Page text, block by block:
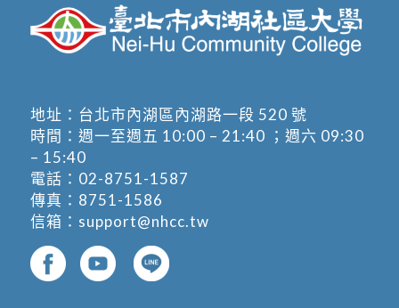
地址： 台北市內湖區內湖路一段 520 號
時間：週一至週五 10:00 – 21:40 ；週六 09:30
– 15:40
電話： 02-8751-1587
傳真：8751-1586
信箱： support@nhcc.tw